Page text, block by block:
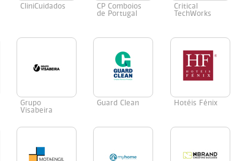
CliniCuidados
CP Comboios
de Portugal
Critical
TechWorks
Grupo
Visabeira
Guard Clean Hotéis Fénix